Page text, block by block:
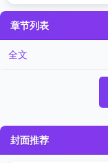
章节列表
全文
封面推荐